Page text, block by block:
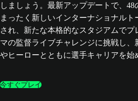
しましょう。最新アップデートで、
まったく新しいインターナショナルト
され、新たな本格的なスタジアムでプ
マの監督ライブチャレンジに挑戦し、
やヒーローとともに選手キャリアを始
今すぐプレイ